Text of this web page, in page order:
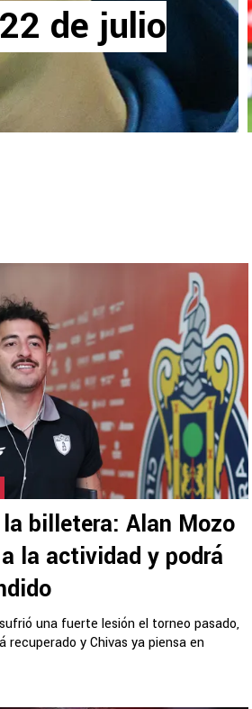
de julio
la billetera: Alan Mozo
la actividad y podrá
una fuerte lesión el torneo pasado,
recuperado y Chivas ya piensa en